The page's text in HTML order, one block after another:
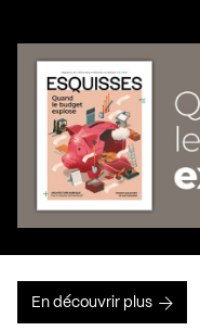
En découvrir plus